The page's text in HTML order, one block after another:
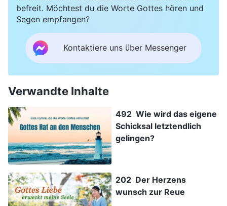
befreit. Möchtest du die Worte Gottes hören und
Segen empfangen?
Kontaktiere uns über Messenger
Verwandte Inhalte
492 Wie wird das eigene
Schicksal letztendlich
gelingen?
202 Der Herzens
wunsch zur Reue